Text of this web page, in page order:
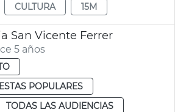
CULTURA 15M
San Vicente Ferrer
5 años
POPULARES
TODAS LAS AUDIENCIAS